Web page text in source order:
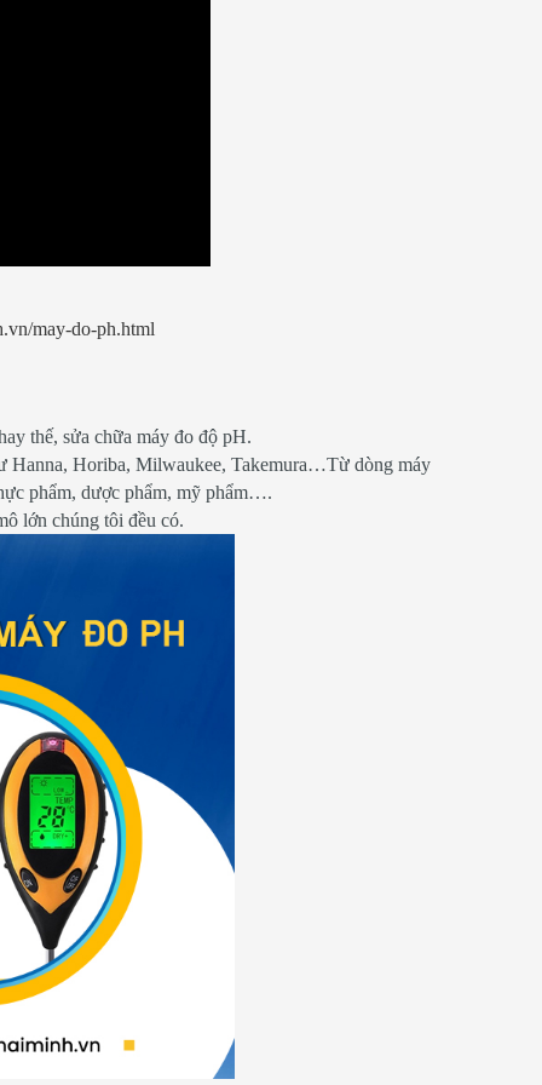
may-do-ph.html
thế, sửa chữa máy đo độ pH.
Hanna, Horiba, Milwaukee, Takemura…Từ dòng máy
phẩm, dược phẩm, mỹ phẩm….
lớn chúng tôi đều có.